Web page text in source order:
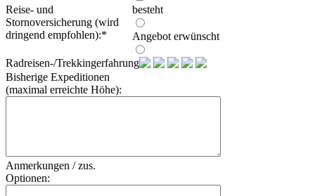
Reise- und
Stornoversicherung (wird
dringend empfohlen):*
besteht
Angebot erwünscht
Radreisen-/Trekkingerfahrung:
Bisherige Expeditionen
(maximal erreichte Höhe):
Anmerkungen / zus.
Optionen: